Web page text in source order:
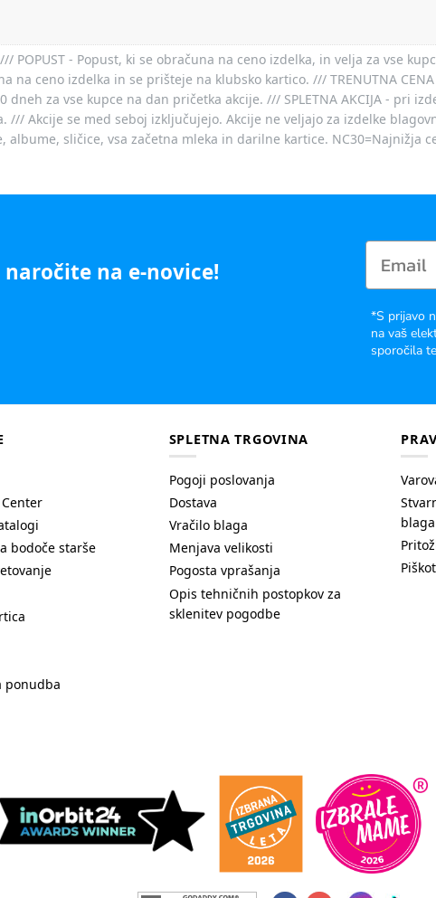
POPUST - Popust, ki se obračuna na ceno izdelka, in velja za vse
na ceno izdelka in se prišteje na klubsko kartico. /// TRENUTNA
za vse kupce na dan pričetka akcije. /// SPLETNA AKCIJA - pri
Akcije se med seboj izključujejo. Akcije ne veljajo za izdelke
albume, sličice, vsa začetna mleka in darilne kartice. NC30=Najnižja
naročite na e-novice!
*S prijavo
na vaš
sporočila
bodoče starše
ponudba
SPLETNA TRGOVINA
Pogoji poslovanja
Dostava
Vračilo blaga
Menjava velikosti
Pogosta vprašanja
Opis tehničnih postopkov za
sklenitev pogodbe
blaga